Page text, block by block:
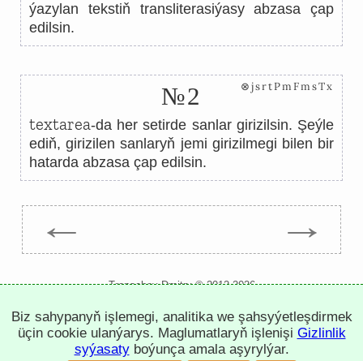
ýazylan tekstiň transliterasiýasy abzasa çap
edilsin.
№2 ⊗jsrtPmFmsTx
textarea-da her setirde sanlar girizilsin. Şeýle
ediň, girizilen sanlaryň jemi girizilmegi bilen bir
hatarda abzasa çap edilsin.
← →
Trepachev Dmitry © 2012-2026
gizlinlik syýasaty cookie-faýllary sazla
Biz sahypanyň işlemegi, analitika we şahsyýetleşdirmek
üçin cookie ulanýarys. Maglumatlaryň işlenişi Gizlinlik
syýasatyboýunça amala aşyrylýar.